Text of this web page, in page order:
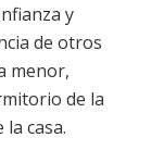
y
de otros
menor,
de la
casa.